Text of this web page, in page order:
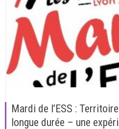
Mardi de l’ESS :
longue durée – une